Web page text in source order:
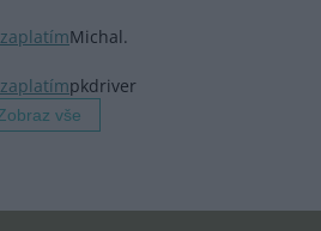
Michal.
pkdriver